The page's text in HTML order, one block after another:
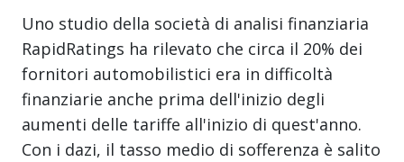
Uno studio della società di analisi finanziaria
RapidRatings ha rilevato che circa il 20% dei
fornitori automobilistici era in difficoltà
finanziarie anche prima dell'inizio degli
aumenti delle tariffe all'inizio di quest'anno.
Con i dazi, il tasso medio di sofferenza è salito